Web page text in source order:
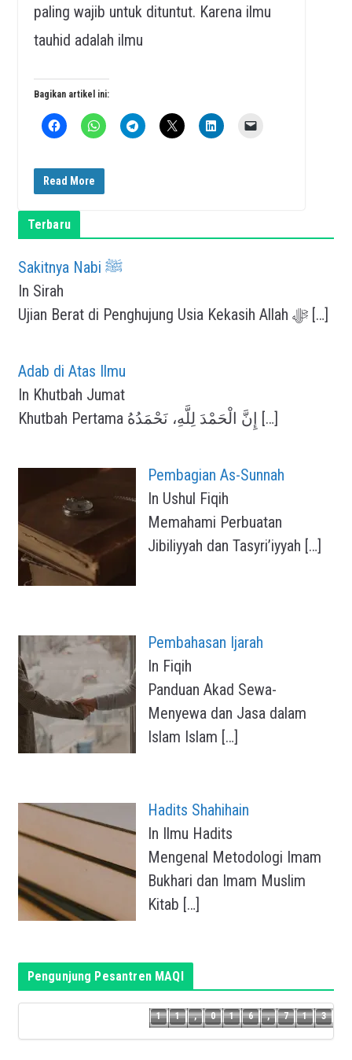
paling wajib untuk dituntut. Karena ilmu
tauhid adalah ilmu
Bagikan artikel ini:
Read More
Terbaru
Sakitnya Nabi ﷺ
In Sirah
Ujian Berat di Penghujung Usia Kekasih Allah ﷻ […]
Adab di Atas Ilmu
In Khutbah Jumat
[…]
Pembagian As-Sunnah
In Ushul Fiqih
Memahami Perbuatan
Jibiliyyah dan Tasyri’iyyah […]
Pembahasan Ijarah
In Fiqih
Panduan Akad Sewa-
Menyewa dan Jasa dalam
Islam Islam […]
Hadits Shahihain
In Ilmu Hadits
Mengenal Metodologi Imam
Bukhari dan Imam Muslim
Kitab […]
Pengunjung Pesantren MAQI
1
1
,
0
1
6
,
7
1 3